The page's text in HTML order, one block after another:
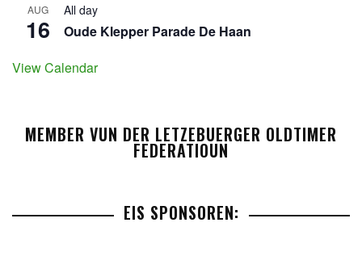
AUG
16
All day
Oude Klepper Parade De Haan
View Calendar
MEMBER VUN DER LETZEBUERGER OLDTIMER
FEDERATIOUN
EIS SPONSOREN: